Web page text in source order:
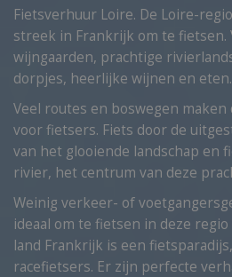
Fietsverhuur Loire. De Loire-
streek in Frankrijk om te fietsen.
wijngaarden, prachtige
dorpjes, heerlijke wijnen en eten.
Veel routes en boswegen
voor fietsers. Fiets door de
van het glooiende landschap en
rivier, het centrum van deze
Weinig verkeer- of
ideaal om te fietsen in deze
land Frankrijk is een
racefietsers. Er zijn perfecte